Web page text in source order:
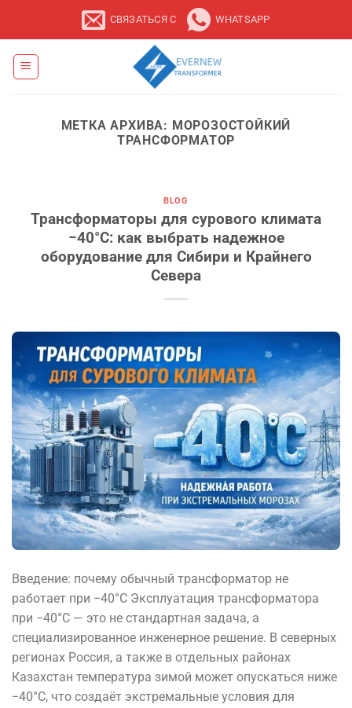
СВЯЗАТЬСЯ С WHATSAPP
МЕТКА АРХИВА: МОРОЗОСТОЙКИЙ
ТРАНСФОРМАТОР
BLOG
Трансформаторы для сурового климата
−40°C: как выбрать надежное
оборудование для Сибири и Крайнего
Севера
Введение: почему обычный трансформатор не
работает при −40°C Эксплуатация трансформатора
при −40°C — это не стандартная задача, а
специализированное инженерное решение. В северных
регионах Россия, а также в отдельных районах
Казахстан температура зимой может опускаться ниже
−40°C, что создаёт экстремальные условия для